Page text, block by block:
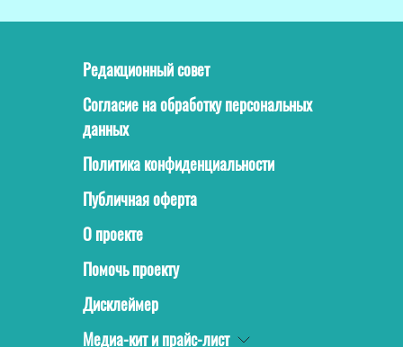
Редакционный совет
Согласие на обработку персональных
данных
Политика конфиденциальности
Публичная оферта
О проекте
Помочь проекту
Дисклеймер
Медиа-кит и прайс-лист